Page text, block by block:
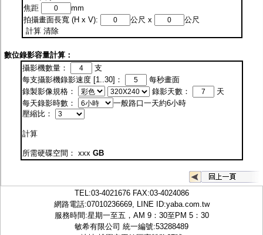
AHD DVR數位錄放影機
AHD半球型(適用屋內)
AHD中小型紅外線攝影機(適用騎樓、室內外)
距離遠）
AHD特殊功能型攝影機
旋轉型攝影機.旋轉台
傳統高解析攝影機
鏡頭
投光設備
防護罩及支架
多路攝影機單軸傳輸
網路設備
雜訊改善器
分配放大器
網路線用水晶頭
懶人線.同軸線.花線
焦距
mm
拍攝畫面長寬 (H x V):
公尺 x
公尺
計算 清除
數位錄影容量計算：
攝影機數量：
支
每支攝影機錄影速度 [1..30]：
每秒畫面
錄製影像規格：
錄影天數：
天
每天錄影時數：
一般路口一天約6小時
壓縮比：
計算
所需硬碟空間： xxx GB
TEL:03-4021676FAX:03-4024086
網路電話:07010236669, LINE ID:yaba.com.tw
服務時間:星期一至五，AM 9：30至PM 5：30
敏希有限公司 統一編號:53288489